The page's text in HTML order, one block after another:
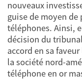
nouveaux
guise de moyen
téléphones. Ainsi,
décision du
accord en sa
la société nord-
téléphone en or